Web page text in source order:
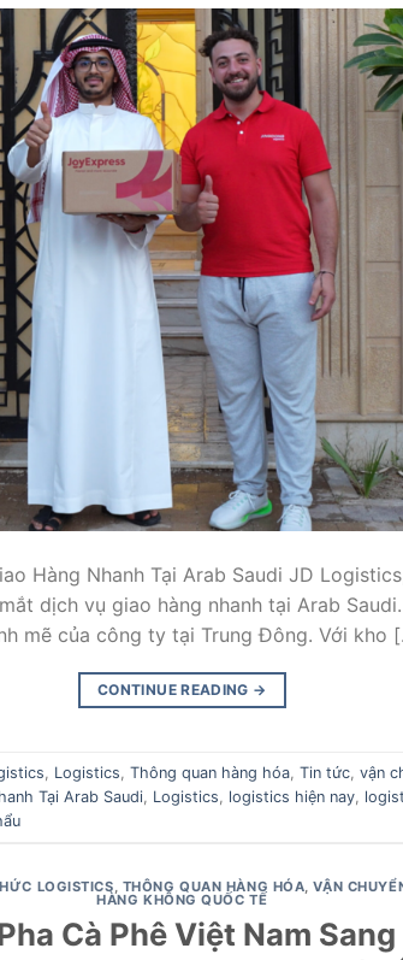
Hàng Nhanh Tại Arab Saudi JD
dịch vụ giao hàng nhanh tại Arab
mẽ của công ty tại Trung Đông. Với kho
CONTINUE READING →
Logistics Thông quan hàng hóa Tin tức vận
Tại Arab Saudi Logistics logistics hiện nay
LOGISTICS, THÔNG QUAN HÀNG HÓA,VẬN
HÀNG KHÔNG QUỐC TẾ
Cà Phê Việt Nam